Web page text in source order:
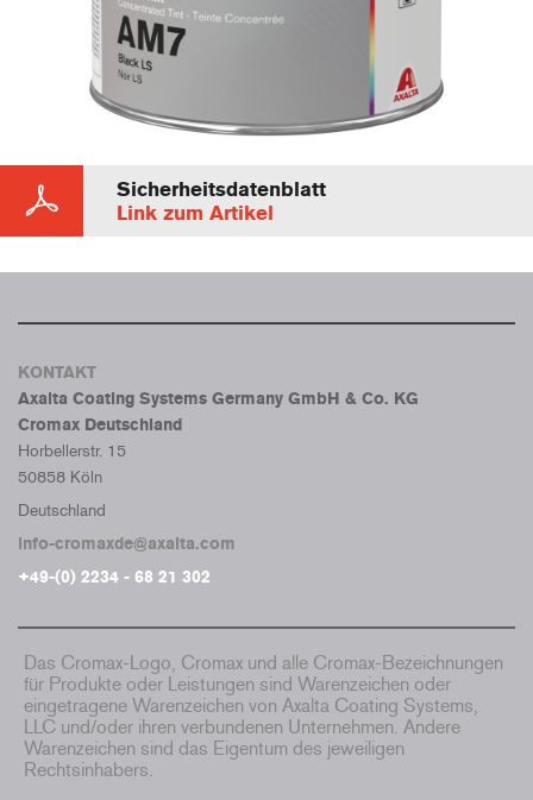
Sicherheitsdatenblatt
Link zum Artikel
KONTAKT
Axalta Coating Systems Germany GmbH & Co. KG
Cromax Deutschland
Horbellerstr. 15
50858 Köln
Deutschland
info-cromaxde@axalta.com
+49-(0) 2234 - 68 21 302
Das Cromax-Logo, Cromax und alle Cromax-Bezeichnungen
für Produkte oder Leistungen sind Warenzeichen oder
eingetragene Warenzeichen von Axalta Coating Systems,
LLC und/oder ihren verbundenen Unternehmen. Andere
Warenzeichen sind das Eigentum des jeweiligen
Rechtsinhabers.